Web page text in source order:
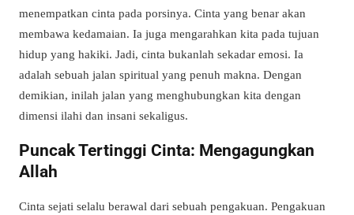
menempatkan cinta pada porsinya. Cinta yang benar akan
membawa kedamaian. Ia juga mengarahkan kita pada tujuan
hidup yang hakiki. Jadi, cinta bukanlah sekadar emosi. Ia
adalah sebuah jalan spiritual yang penuh makna. Dengan
demikian, inilah jalan yang menghubungkan kita dengan
dimensi ilahi dan insani sekaligus.
Puncak Tertinggi Cinta: Mengagungkan
Allah
Cinta sejati selalu berawal dari sebuah pengakuan. Pengakuan